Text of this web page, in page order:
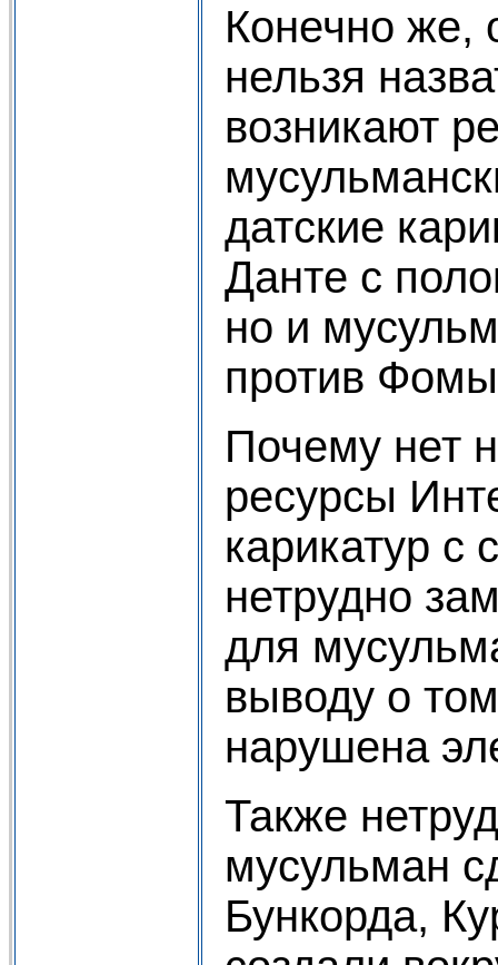
Конечно же,
нельзя
возникают
датские
Данте с
но и
против
Почему нет
ресурсы
карикатур с
нетрудно
для
выводу о
нарушена
Также
мусульман
Бункорда,